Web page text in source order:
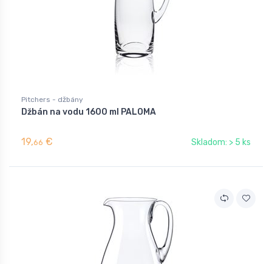
Pitchers - džbány
Džbán na vodu 1600 ml PALOMA
19,66 € Skladom: > 5 ks